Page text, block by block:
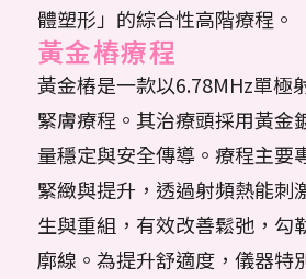
體塑形」的綜合性高階療程。
黃金樁療程
黃金樁是一款以6.78MHz單極
緊膚療程。其治療頭採用黃金
量穩定與安全傳導。療程主要
緊緻與提升，透過射頻熱能刺
生與重組，有效改善鬆弛，勾
廓線。為提升舒適度，儀器特